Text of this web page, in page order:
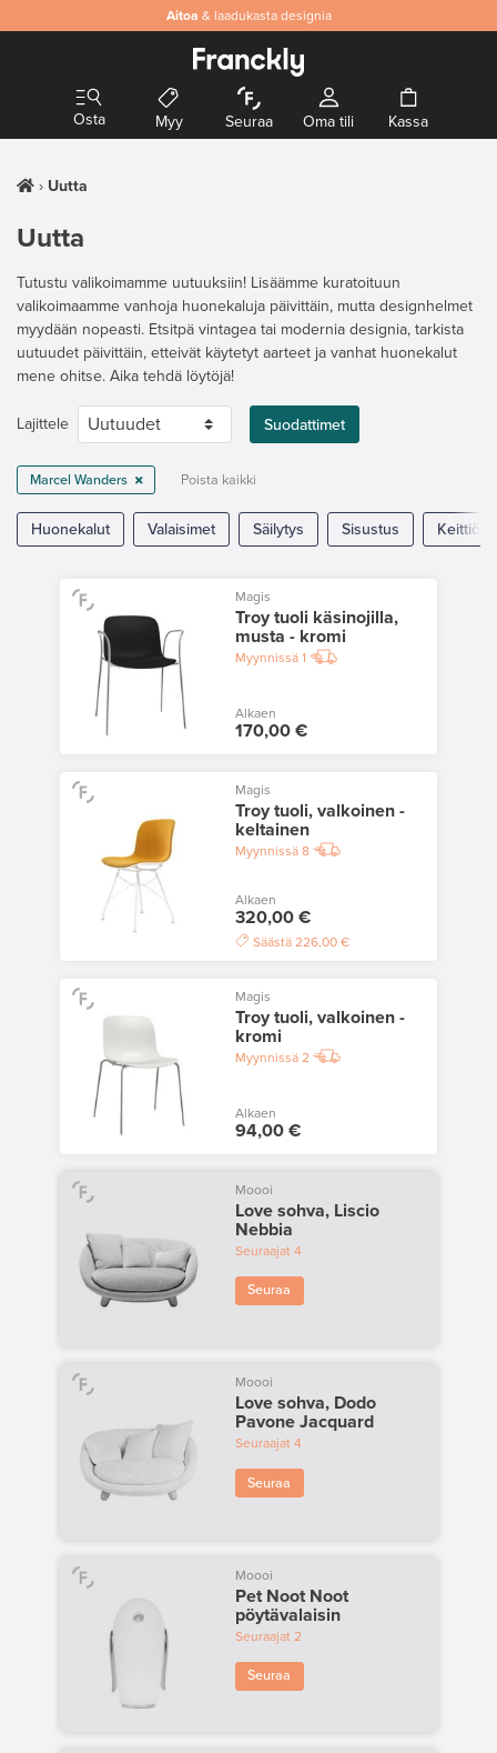
Aitoa & laadukasta designia
Osta Myy Seuraa Oma tili Kassa
Uutta
Uutta
Tutustu valikoimamme uutuuksiin! Lisäämme kuratoituun
valikoimaamme vanhoja huonekaluja päivittäin, mutta designhelmet
myydään nopeasti. Etsitpä vintagea tai modernia designia, tarkista
uutuudet päivittäin, etteivät käytetyt aarteet ja vanhat huonekalut
mene ohitse. Aika tehdä löytöjä!
Lajittele Suodattimet
Marcel Wanders Poista kaikki
Huonekalut Valaisimet Säilytys Sisustus Keittiö
Magis
Troy tuoli käsinojilla,
musta - kromi
Myynnissä1
Alkaen
170,00 €
Magis
Troy tuoli, valkoinen -
keltainen
Myynnissä8
Alkaen
320,00 €
Säästä 226,00 €
Magis
Troy tuoli, valkoinen -
kromi
Myynnissä2
Alkaen
94,00 €
Moooi
Love sohva, Liscio
Nebbia
Seuraajat 4
Seuraa
Moooi
Love sohva, Dodo
Pavone Jacquard
Seuraajat4
Seuraa
Moooi
Pet Noot Noot
pöytävalaisin
Seuraajat2
Seuraa